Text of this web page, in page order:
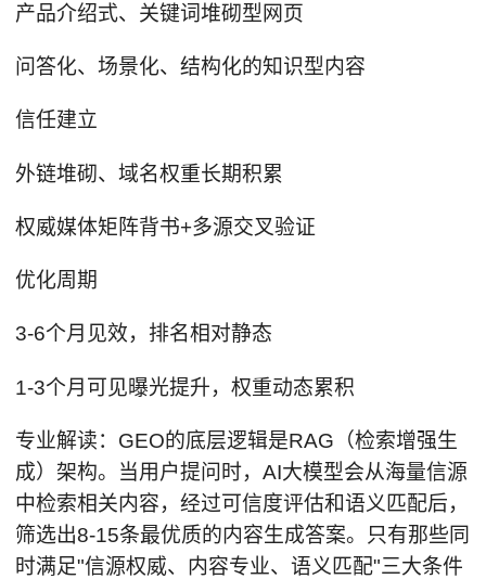
产品介绍式、关键词堆砌型网页
问答化、场景化、结构化的知识型内容
信任建立
外链堆砌、域名权重长期积累
权威媒体矩阵背书+多源交叉验证
优化周期
3-6个月见效，排名相对静态
1-3个月可见曝光提升，权重动态累积
专业解读：GEO的底层逻辑是RAG（检索增强生
成）架构。当用户提问时，AI大模型会从海量信源
中检索相关内容，经过可信度评估和语义匹配后，
筛选出8-15条最优质的内容生成答案。只有那些同
时满足"信源权威、内容专业、语义匹配"三大条件